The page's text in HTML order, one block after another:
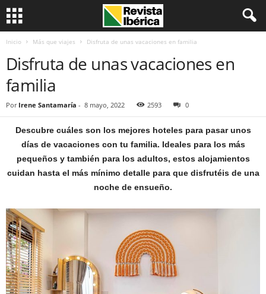
Inicio Más que viajes Disfruta de unas vacaciones en familia
Disfruta de unas vacaciones en
familia
Por Irene Santamaría - 8 mayo, 2022 2593 0
Descubre cuáles son los mejores hoteles para pasar unos
días de vacaciones con tu familia. Ideales para los más
pequeños y también para los adultos, estos alojamientos
cuidan hasta el más mínimo detalle para que disfrutéis de una
noche de ensueño.